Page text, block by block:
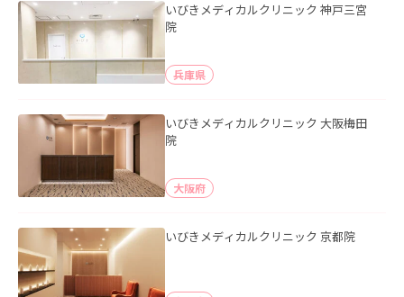
いびきメディカルクリニック 神戸三宮
院
兵庫県
いびきメディカルクリニック 大阪梅田
院
大阪府
いびきメディカルクリニック 京都院